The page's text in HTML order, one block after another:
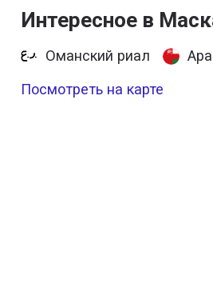
Интересное в
Оманский риал
Посмотреть на карте